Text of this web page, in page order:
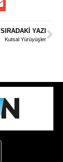
SIRADAKI YAZI
Kutsal Yürüyüşler